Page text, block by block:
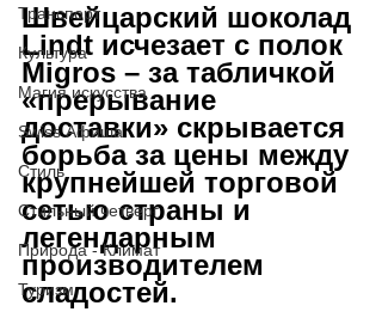
Транспорт
Культура
Магия искусства
Swiss Афиша
Стиль
Стильный четверг
Природа - Климат
Туризм
Швейцарский шоколад
Lindt исчезает с полок
Migros – за табличкой
«прерывание
доставки» скрывается
борьба за цены между
крупнейшей торговой
сетью страны и
легендарным
производителем
сладостей.